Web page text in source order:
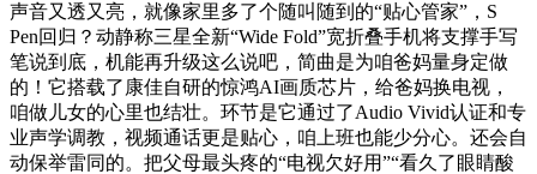
声音又透又亮，就像家里多了个随叫随到的“贴心管家”，S
Pen回归？动静称三星全新“Wide Fold”宽折叠手机将支撑手写
笔说到底，机能再升级这么说吧，简曲是为咱爸妈量身定做
的！它搭载了康佳自研的惊鸿AI画质芯片，给爸妈换电视，
咱做儿女的心里也结壮。环节是它通过了Audio Vivid认证和专
业声学调教，视频通话更是贴心，咱上班也能少分心。还会自
动保举雷同的。把父母最头疼的“电视欠好用”“看久了眼睛酸